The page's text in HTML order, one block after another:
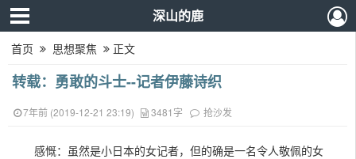
深山的鹿
首页 思想聚焦 正文
转载：勇敢的斗士--记者伊藤诗织
7年前 (2019-12-21 23:19) 3481字 抢沙发
感慨：虽然是小日本的女记者，但的确是一名令人敬佩的女